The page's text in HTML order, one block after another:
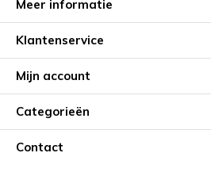
Meer informatie
Klantenservice
Mijn account
Categorieën
Contact